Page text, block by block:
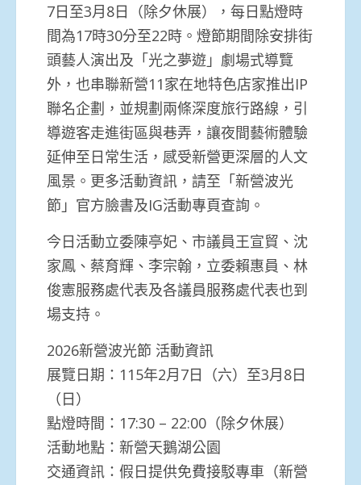
7日至3月8日（除夕休展），每日點燈時
間為17時30分至22時。燈節期間除安排街
頭藝人演出及「光之夢遊」劇場式導覽
外，也串聯新營11家在地特色店家推出IP
聯名企劃，並規劃兩條深度旅行路線，引
導遊客走進街區與巷弄，讓夜間藝術體驗
延伸至日常生活，感受新營更深層的人文
風景。更多活動資訊，請至「新營波光
節」官方臉書及IG活動專頁查詢。
今日活動立委陳亭妃、市議員王宣貿、沈
家鳳、蔡育輝、李宗翰，立委賴惠員、林
俊憲服務處代表及各議員服務處代表也到
場支持。
2026新營波光節 活動資訊
展覽日期：115年2月7日（六）至3月8日
（日）
點燈時間：17:30 – 22:00（除夕休展）
活動地點：新營天鵝湖公園
交通資訊：假日提供免費接駁專車（新營